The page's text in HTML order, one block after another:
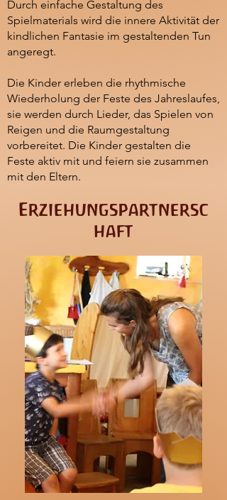
Durch einfache Gestaltung des
Spielmaterials wird die innere Aktivität der
kindlichen Fantasie im gestaltenden Tun
angeregt.
Die Kinder erleben die rhythmische
Wiederholung der Feste des Jahreslaufes,
sie werden durch Lieder, das Spielen von
Reigen und die Raumgestaltung
vorbereitet. Die Kinder gestalten die
Feste aktiv mit und feiern sie zusammen
mit den Eltern.
Erziehungspartnersc
haft